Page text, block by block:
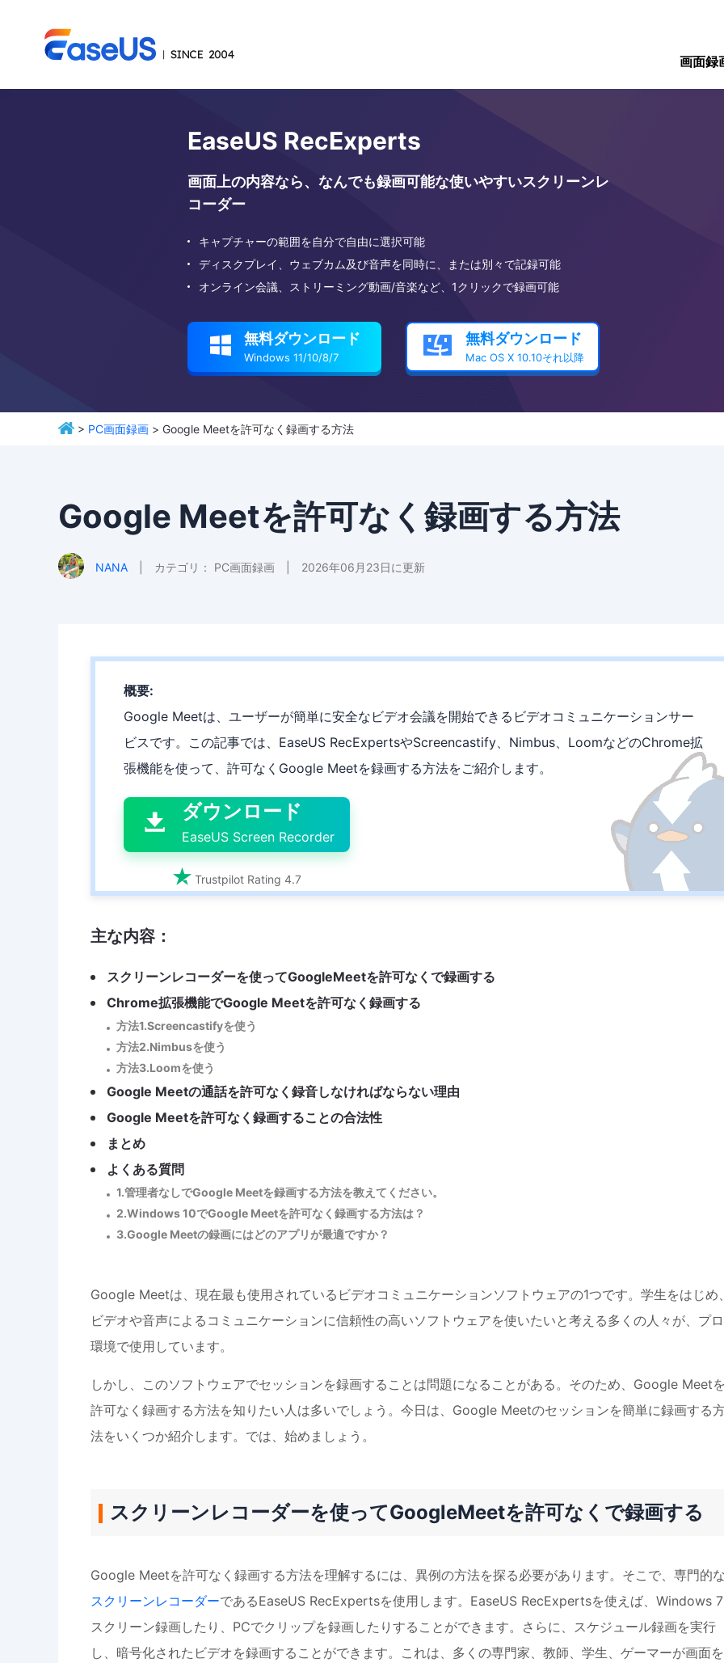
画面録
EaseUS RecExperts
画面上の内容なら、なんでも録画可能な使いやすいスクリーンレ
コーダー
キャプチャーの範囲を自分で自由に選択可能
ディスクプレイ、ウェブカム及び音声を同時に、または別々で記録可能
オンライン会議、ストリーミング動画/音楽など、1クリックで録画可能
 無料ダウンロード
Windows 11/10/8/7  無料ダウンロード
Mac OS X 10.10それ以降
> PC画面録画 > Google Meetを許可なく録画する方法
Google Meetを許可なく録画する方法
NANA カテゴリ： PC画面録画 2026年06月23日に更新
概要:
Google Meetは、ユーザーが簡単に安全なビデオ会議を開始できるビデオコミュニケーションサー
ビスです。この記事では、EaseUS RecExpertsやScreencastify、Nimbus、LoomなどのChrome拡
張機能を使って、許可なくGoogle Meetを録画する方法をご紹介します。

 ダウンロード
EaseUS Screen Recorder
 Trustpilot Rating 4.7
主な内容：
スクリーンレコーダーを使ってGoogleMeetを許可なくで録画する
Chrome拡張機能でGoogle Meetを許可なく録画する
方法1.Screencastifyを使う
方法2.Nimbusを使う
方法3.Loomを使う
Google Meetの通話を許可なく録音しなければならない理由
Google Meetを許可なく録画することの合法性
まとめ
よくある質問
1.管理者なしでGoogle Meetを録画する方法を教えてください。
2.Windows 10でGoogle Meetを許可なく録画する方法は？
3.Google Meetの録画にはどのアプリが最適ですか？
Google Meetは、現在最も使用されているビデオコミュニケーションソフトウェアの1つです。学生をはじめ
ビデオや音声によるコミュニケーションに信頼性の高いソフトウェアを使いたいと考える多くの人々が、プ
環境で使用しています。
しかし、このソフトウェアでセッションを録画することは問題になることがある。そのため、Google Meet
許可なく録画する方法を知りたい人は多いでしょう。今日は、Google Meetのセッションを簡単に録画する
法をいくつか紹介します。では、始めましょう。
スクリーンレコーダーを使ってGoogleMeetを許可なくで録画する
Google Meetを許可なく録画する方法を理解するには、異例の方法を探る必要があります。そこで、専門的
スクリーンレコーダーであるEaseUS RecExpertsを使用します。EaseUS RecExpertsを使えば、Windows
スクリーン録画したり、PCでクリップを録画したりすることができます。さらに、スケジュール録画を実行
し、暗号化されたビデオを録画することができます。これは、多くの専門家、教師、学生、ゲーマーが画面